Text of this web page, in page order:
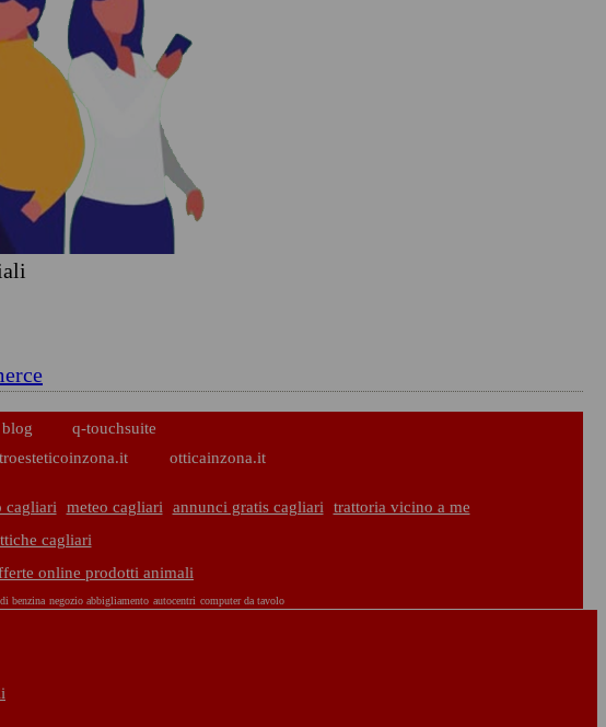
blog
q-touchsuite
otticainzona.it
cagliari meteo cagliari annunci gratis cagliari
trattoria vicino a me
cagliari
online prodotti animali
benzina negozio abbigliamento autocentri computer da tavolo